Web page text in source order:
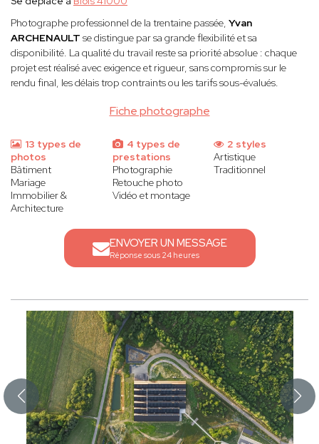
Fiche photographe
Photographe professionnel de la trentaine passée, Yvan
ARCHENAULT se distingue par sa grande flexibilité et sa
disponibilité. La qualité du travail reste sa priorité absolue : chaque
projet est réalisé avec exigence et rigueur, sans compromis sur le
rendu final, les délais trop contraints ou les tarifs sous-évalués.
13 types de
photos
Bâtiment
Mariage
Immobilier &
Architecture
4 types de
prestations
Photographie
Retouche photo
Vidéo et montage
2 styles
Artistique
Traditionnel
ENVOYER UN MESSAGE
Réponse sous 24 heures